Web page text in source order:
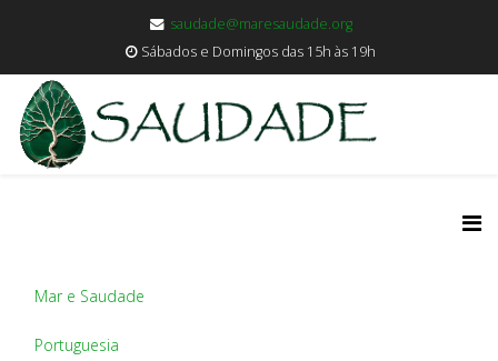
saudade@maresaudade.org
Sábados e Domingos das 15h às 19h
Mar e Saudade
Portuguesia